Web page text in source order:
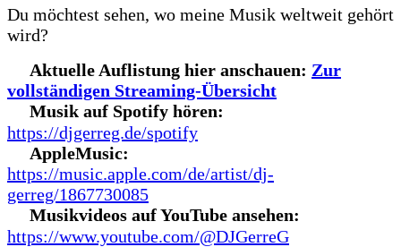
Du möchtest sehen, wo meine Musik weltweit gehört
wird?
Aktuelle Auflistung hier anschauen: Zur
vollständigen Streaming-Übersicht
Musik auf Spotify hören:
https://djgerreg.de/spotify
AppleMusic:
https://music.apple.com/de/artist/dj-
gerreg/1867730085
Musikvideos auf YouTube ansehen:
https://www.youtube.com/@DJGerreG